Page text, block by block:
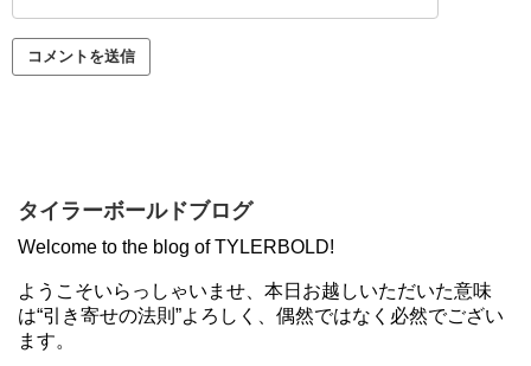
タイラーボールドブログ
Welcome to the blog of TYLERBOLD!
ようこそいらっしゃいませ、本日お越しいただいた意味
は“引き寄せの法則”よろしく、偶然ではなく必然でござい
ます。